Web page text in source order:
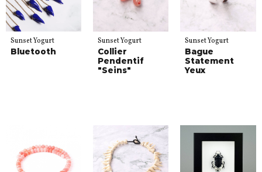
Sunset Yogurt
Bluetooth
Sunset Yogurt
Collier
Pendentif
"Seins"
Sunset Yogurt
Bague
Statement
Yeux